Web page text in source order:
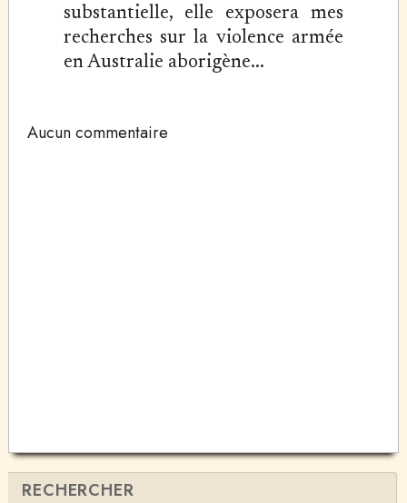
substantielle, elle exposera mes
recherches sur la violence armée
en Australie aborigène...
Aucun commentaire
RECHERCHER